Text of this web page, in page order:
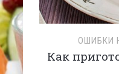
ОШИБКИ
Как